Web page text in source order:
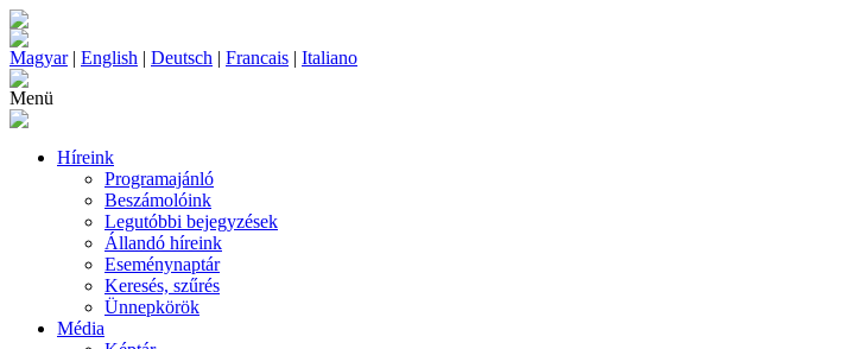
Magyar| English | Deutsch | Francais | Italiano
Menü
Híreink
Programajánló
Beszámolóink
Legutóbbi bejegyzések
Állandó híreink
Eseménynaptár
Keresés, szűrés
Ünnepkörök
Média